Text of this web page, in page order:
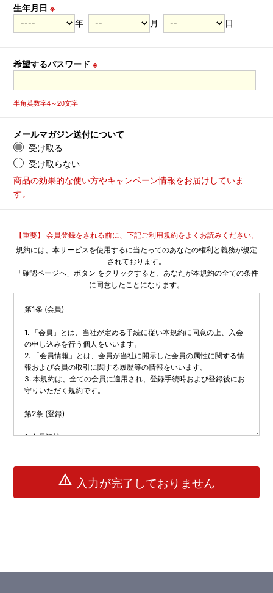
生年月日※
年
月 日
希望するパスワード※
半角英数字4～20文字
メールマガジン送付について
受け取る
受け取らない
商品の効果的な使い方やキャンペーン情報をお届けしていま
す。
【重要】 会員登録をされる前に、下記ご利用規約をよくお読みください。
規約には、本サービスを使用するに当たってのあなたの権利と義務が規定
されております。
「確認ページへ」ボタン をクリックすると、あなたが本規約の全ての条件
に同意したことになります。
warning 入力が完了しておりません